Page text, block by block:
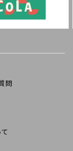
問